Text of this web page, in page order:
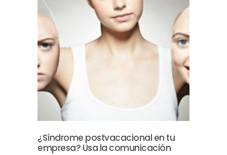
¿Síndrome postvacacional en tu
empresa? Usa la comunicación